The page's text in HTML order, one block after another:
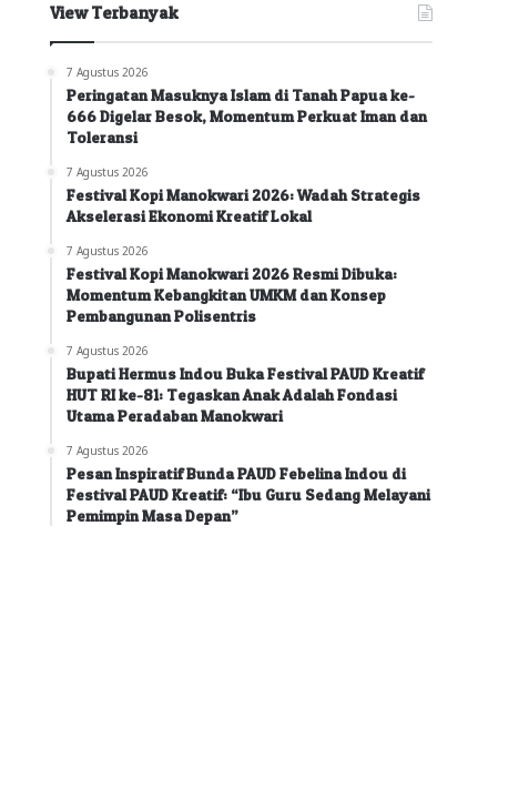
View Terbanyak
7 Agustus 2026
Peringatan Masuknya Islam di Tanah Papua ke-
666 Digelar Besok, Momentum Perkuat Iman dan
Toleransi
7 Agustus 2026
Festival Kopi Manokwari 2026: Wadah Strategis
Akselerasi Ekonomi Kreatif Lokal
7 Agustus 2026
Festival Kopi Manokwari 2026 Resmi Dibuka:
Momentum Kebangkitan UMKM dan Konsep
Pembangunan Polisentris
7 Agustus 2026
Bupati Hermus Indou Buka Festival PAUD Kreatif
HUT RI ke-81: Tegaskan Anak Adalah Fondasi
Utama Peradaban Manokwari
7 Agustus 2026
Pesan Inspiratif Bunda PAUD Febelina Indou di
Festival PAUD Kreatif: “Ibu Guru Sedang Melayani
Pemimpin Masa Depan”